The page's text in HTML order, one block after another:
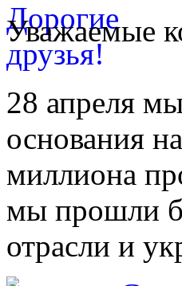
Уважаемые
28 апреля
основания
миллиона
мы прошли
отрасли и